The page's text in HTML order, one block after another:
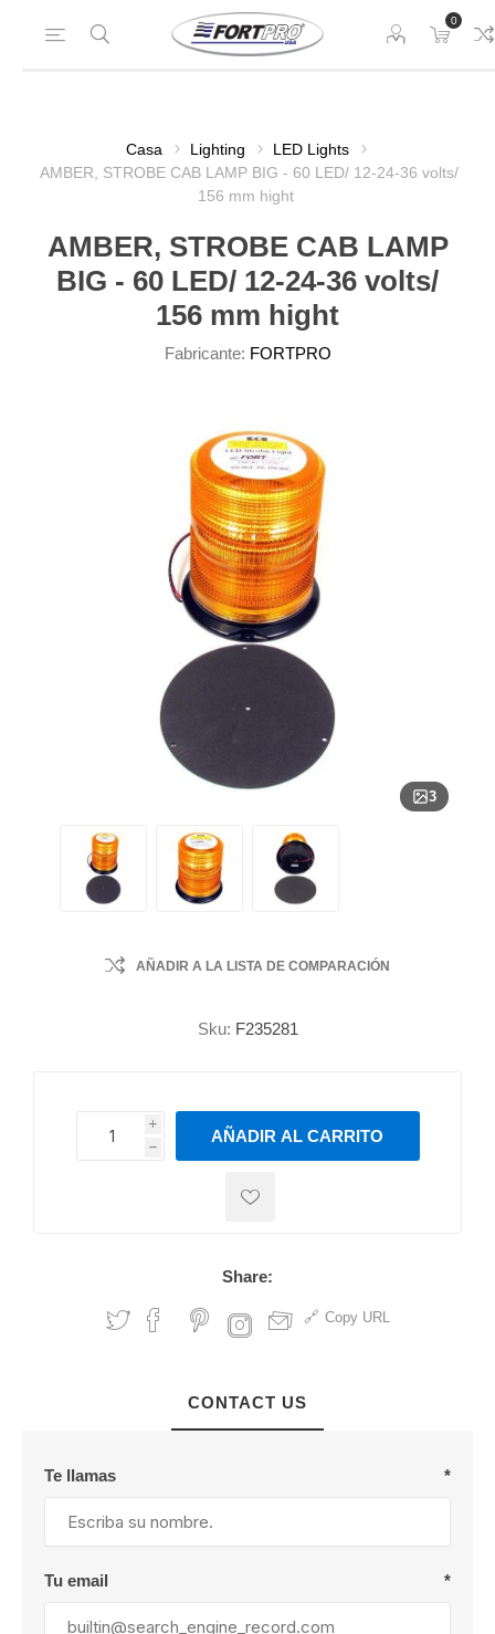
0
Casa Lighting
LED Lights
AMBER, STROBE CAB LAMP BIG - 60 LED/ 12-24-36 volts/
156 mm hight
AMBER, STROBE CAB LAMP
BIG - 60 LED/ 12-24-36 volts/
156 mm hight
Fabricante: FORTPRO
3
AÑADIR A LA LISTA DE COMPARACIÓN
Sku: F235281
i
h
h
AÑADIR AL CARRITO
Share:
Copy URL
CONTACT US
Te llamas *
Tu email *